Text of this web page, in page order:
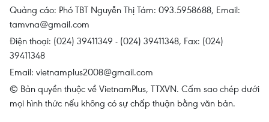
Quảng cáo: Phó TBT Nguyễn Thị Tám: 093.5958688, Email:
tamvna@gmail.com
Điện thoại: (024) 39411349 - (024) 39411348, Fax: (024)
39411348
Email: vietnamplus2008@gmail.com
© Bản quyền thuộc về VietnamPlus, TTXVN. Cấm sao chép dưới
mọi hình thức nếu không có sự chấp thuận bằng văn bản.